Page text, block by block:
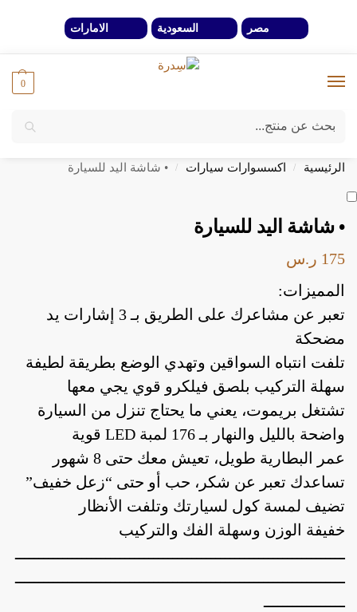
مصر السعودية الامارات
0
أدوات منزلية أدوات يدوية
خصومات 40% لفترة محدوة وحتي نفاذ الكمية
الرئيسية / اكسسوارات سيارات / • شاشة اليد للسيارة
• شاشة اليد للسيارة
175 ر.س
المميزات:
تعبر عن مشاعرك على الطريق بـ 3 إشارات يد
مضحكة
تلفت انتباه السواقين وتهدي الوضع بطريقة لطيفة
سهلة التركيب بلصق فيلكرو قوي يجي معها
تشتغل بريموت، يعني ما يحتاج تنزل من السيارة
واضحة بالليل والنهار بـ 176 لمبة LED قوية
عمر البطارية طويل، تعيش معك حتى 8 شهور
تساعدك تعبر عن شكر، حب أو حتى “زعل خفيف”
تضيف لمسة كول لسيارتك وتلفت الأنظار
خفيفة الوزن وسهلة الفك والتركيب
ـــــــــــــــــــــــــــــــــــــــــــــــــــــــــــــــــــــ
ـــــــــــــــــــــــــــــــــــــــــــــــــــــــــــــــــــــ
ـــــــــــــــــ